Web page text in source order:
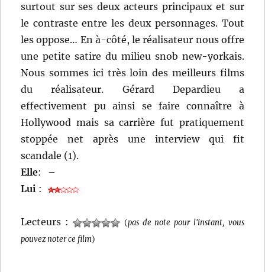
surtout sur ses deux acteurs principaux et sur
le contraste entre les deux personnages. Tout
les oppose… En à-côté, le réalisateur nous offre
une petite satire du milieu snob new-yorkais.
Nous sommes ici très loin des meilleurs films
du réalisateur. Gérard Depardieu a
effectivement pu ainsi se faire connaître à
Hollywood mais sa carrière fut pratiquement
stoppée net après une interview qui fit
scandale (1).
Elle:
–
Lui :
Lecteurs : (pas de note pour l'instant, vous
pouvez noter ce film)